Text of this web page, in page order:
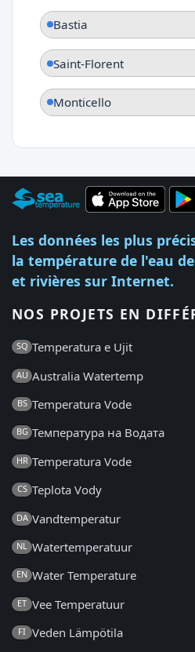
Bastia
Saint-Florent
Monticello
Les données les plus
la température de l'eau
et rivières sur Internet.
NOS PROJETS EN
SQ Temperatura e Ujit
AU Australia Watertemp
BS Temperatura Vode
BG Температура на Водата
HR Temperatura Vode
CS Teplota Vody
DA Vandtemperatur
NL Watertemperatuur
EN Water Temperature
ET Vee Temperatuur
FI Veden Lämpötila